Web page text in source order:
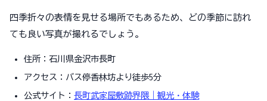
四季折々の表情を見せる場所でもあるため、どの季節に訪れ
ても良い写真が撮れるでしょう。
住所：石川県金沢市長町
アクセス：バス停香林坊より徒歩5分
公式サイト： 長町武家屋敷跡界隈｜観光・体験